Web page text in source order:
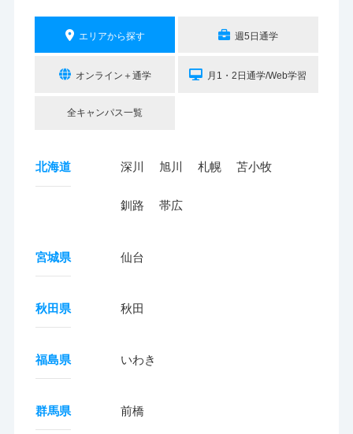
エリアから探す 週5日通学
オンライン＋通学 月1・2日通学/Web学習
全キャンパス一覧
北海道 深川 旭川 札幌 苫小牧
釧路 帯広
宮城県 仙台
秋田県 秋田
福島県 いわき
群馬県 前橋